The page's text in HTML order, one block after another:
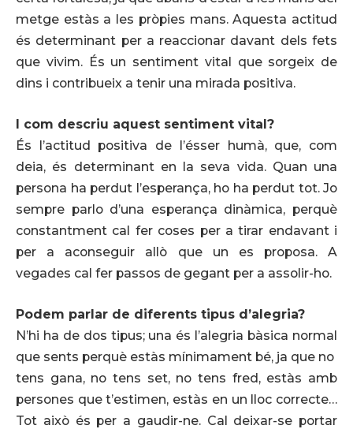
metge estàs a les pròpies mans. Aquesta actitud
és determinant per a reaccionar davant dels fets
que vivim. És un sentiment vital que sorgeix de
dins i contribueix a tenir una mirada positiva.
I com descriu aquest sentiment vital?
És l’actitud positiva de l’ésser humà, que, com
deia, és determinant en la seva vida. Quan una
persona ha perdut l’esperança, ho ha perdut tot. Jo
sempre parlo d’una esperança dinàmica, perquè
constantment cal fer coses per a tirar endavant i
per a aconseguir allò que un es proposa. A
vegades cal fer passos de gegant per a assolir-ho.
Podem parlar de diferents tipus d’alegria?
N’hi ha de dos tipus; una és l’alegria bàsica normal
que sents perquè estàs mínimament bé, ja que no
tens gana, no tens set, no tens fred, estàs amb
persones que t’estimen, estàs en un lloc correcte…
Tot això és per a gaudir-ne. Cal deixar-se portar